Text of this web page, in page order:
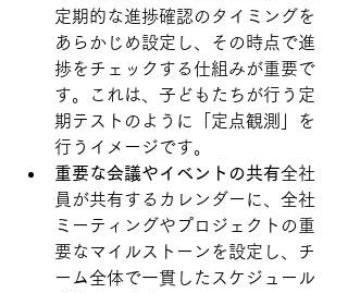
定期的な進捗確認のタイミングを
あらかじめ設定し、その時点で進
捗をチェックする仕組みが重要で
す。これは、子どもたちが行う定
期テストのように「定点観測」を
行うイメージです。
重要な会議やイベントの共有全社
員が共有するカレンダーに、全社
ミーティングやプロジェクトの重
要なマイルストーンを設定し、チ
ーム全体で一貫したスケジュール